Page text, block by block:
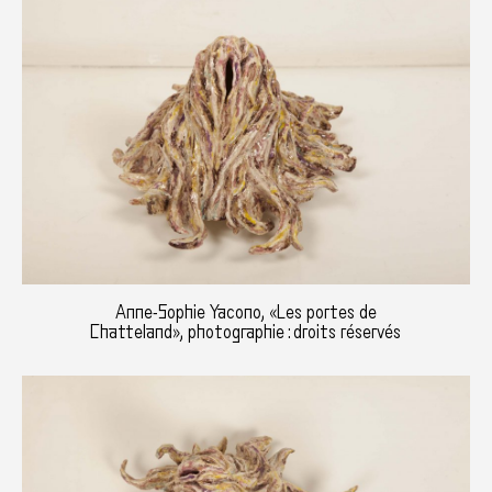
Anne-Sophie Yacono, «Les portes de
Chatteland», photographie : droits réservés